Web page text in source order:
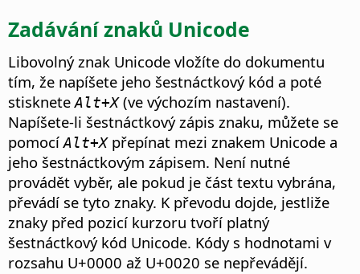
Zadávání znaků Unicode
Libovolný znak Unicode vložíte do dokumentu
tím, že napíšete jeho šestnáctkový kód a poté
stiskneteAlt+X(ve výchozím nastavení).
Napíšete-li šestnáctkový zápis znaku, můžete se
pomocíAlt+Xpřepínat mezi znakem Unicode a
jeho šestnáctkovým zápisem. Není nutné
provádět vyběr, ale pokud je část textu vybrána,
převádí se tyto znaky. K převodu dojde, jestliže
znaky před pozicí kurzoru tvoří platný
šestnáctkový kód Unicode. Kódy s hodnotami v
rozsahu U+0000 až U+0020 se nepřevádějí.